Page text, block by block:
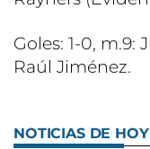
Goles: 1-0, m.9:
Raúl Jiménez.
NOTICIAS DE HOY